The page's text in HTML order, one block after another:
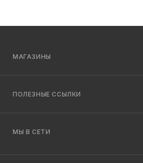
МАГАЗИНЫ
ПОЛЕЗНЫЕ ССЫЛКИ
МЫ В СЕТИ